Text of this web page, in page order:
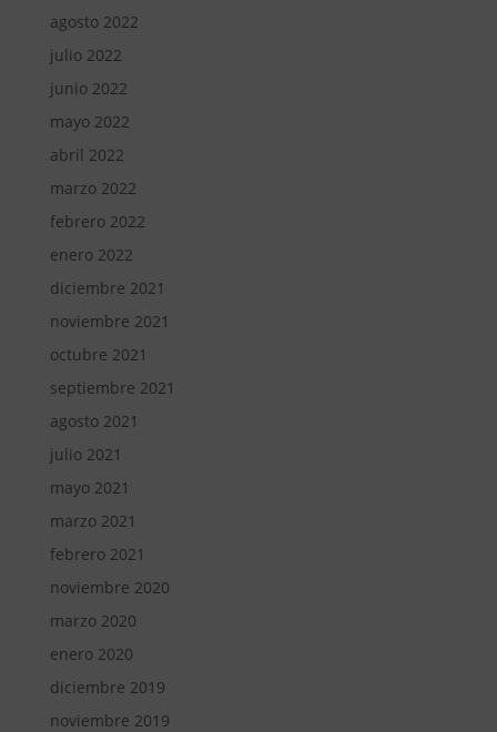
agosto 2022
julio 2022
junio 2022
mayo 2022
abril 2022
marzo 2022
febrero 2022
enero 2022
diciembre 2021
noviembre 2021
octubre 2021
septiembre 2021
agosto 2021
julio 2021
mayo 2021
marzo 2021
febrero 2021
noviembre 2020
marzo 2020
enero 2020
diciembre 2019
noviembre 2019